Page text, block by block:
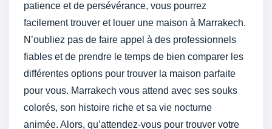
patience et de persévérance, vous pourrez
facilement trouver et louer une maison à Marrakech.
N’oubliez pas de faire appel à des professionnels
fiables et de prendre le temps de bien comparer les
différentes options pour trouver la maison parfaite
pour vous. Marrakech vous attend avec ses souks
colorés, son histoire riche et sa vie nocturne
animée. Alors, qu’attendez-vous pour trouver votre